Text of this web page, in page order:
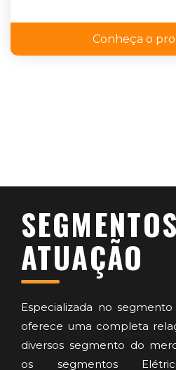
Conheça o
ATUAÇÃO
Especializada no
oferece uma completa
diversos segmento do
os segmentos